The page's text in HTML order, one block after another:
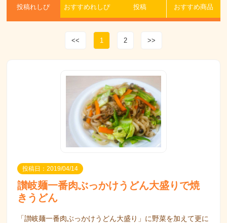
投稿れしぴ おすすめれしぴ 投稿 おすすめ商品
<< 1 2 >>
投稿日：2019/04/14
讃岐麺一番肉ぶっかけうどん大盛りで焼
きうどん
「讃岐麺一番肉ぶっかけうどん大盛り」に野菜を加えて更に